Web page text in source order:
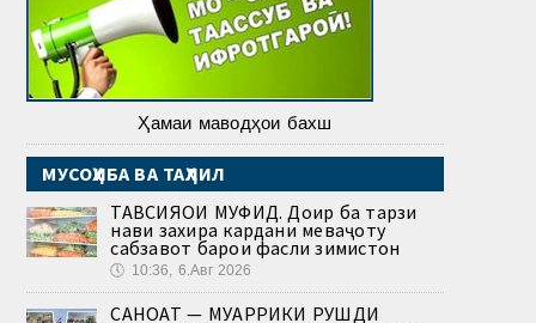
Ҳамаи маводҳои бахш
МУСОҲИБА ВА ТАҲЛИЛ
ТАВСИЯҲОИ МУФИД. Доир ба тарзи
нави захира кардани меваҷоту
сабзавот барои фасли зимистон
🕔 10:36, 6.Авг 2026
САНОАТ — МУҲАРРИКИ РУШДИ